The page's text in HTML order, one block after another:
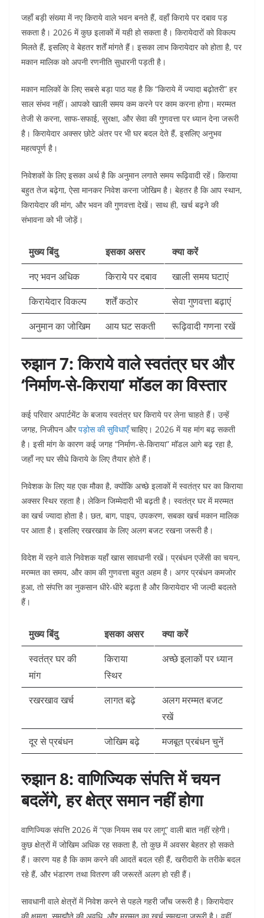
जहाँ बड़ी संख्या में नए किराये वाले भवन बनते हैं, वहाँ किराये पर दबाव पड़
सकता है। 2026 में कुछ इलाकों में यही हो सकता है। किरायेदारों को विकल्प
मिलते हैं, इसलिए वे बेहतर शर्तें मांगते हैं। इसका लाभ किरायेदार को होता है, पर
मकान मालिक को अपनी रणनीति सुधारनी पड़ती है।
मकान मालिकों के लिए सबसे बड़ा पाठ यह है कि “किराये में ज्यादा बढ़ोतरी” हर
साल संभव नहीं। आपको खाली समय कम करने पर काम करना होगा। मरम्मत
तेजी से करना, साफ-सफाई, सुरक्षा, और सेवा की गुणवत्ता पर ध्यान देना जरूरी
है। किरायेदार अक्सर छोटे अंतर पर भी घर बदल देते हैं, इसलिए अनुभव
महत्वपूर्ण है।
निवेशकों के लिए इसका अर्थ है कि अनुमान लगाते समय रूढ़िवादी रहें। किराया
बहुत तेज बढ़ेगा, ऐसा मानकर निवेश करना जोखिम है। बेहतर है कि आप स्थान,
किरायेदार की मांग, और भवन की गुणवत्ता देखें। साथ ही, खर्च बढ़ने की
संभावना को भी जोड़ें।
मुख्य बिंदु इसका असर
क्या करें
नए भवन अधिक
किराये पर दबाव
खाली समय घटाएं
किरायेदार विकल्प
शर्तें कठोर
सेवा गुणवत्ता बढ़ाएं
अनुमान का जोखिम
आय घट सकती रूढ़िवादी गणना रखें
रुझान 7: किराये वाले स्वतंत्र घर और
‘निर्माण-से-किराया’ मॉडल का विस्तार
कई परिवार अपार्टमेंट के बजाय स्वतंत्र घर किराये पर लेना चाहते हैं। उन्हें
जगह, निजीपन औरपड़ोस की सुविधाएँचाहिए। 2026 में यह मांग बढ़ सकती
है। इसी मांग के कारण कई जगह “निर्माण-से-किराया” मॉडल आगे बढ़ रहा है,
जहाँ नए घर सीधे किराये के लिए तैयार होते हैं।
निवेशक के लिए यह एक मौका है, क्योंकि अच्छे इलाकों में स्वतंत्र घर का किराया
अक्सर स्थिर रहता है। लेकिन जिम्मेदारी भी बढ़ती है। स्वतंत्र घर में मरम्मत
का खर्च ज्यादा होता है। छत, बाग, पाइप, उपकरण, सबका खर्च मकान मालिक
पर आता है। इसलिए रखरखाव के लिए अलग बजट रखना जरूरी है।
विदेश में रहने वाले निवेशक यहाँ खास सावधानी रखें। प्रबंधन एजेंसी का चयन,
मरम्मत का समय, और काम की गुणवत्ता बहुत अहम है। अगर प्रबंधन कमजोर
हुआ, तो संपत्ति का नुकसान धीरे-धीरे बढ़ता है और किरायेदार भी जल्दी बदलते
हैं।
मुख्य बिंदु इसका असर
क्या करें
स्वतंत्र घर की
मांग
किराया
स्थिर
अच्छे इलाकों पर ध्यान
रखरखाव खर्च लागत बढ़े
अलग मरम्मत बजट
रखें
दूर से प्रबंधन
जोखिम बढ़े मजबूत प्रबंधन चुनें
रुझान 8: वाणिज्यिक संपत्ति में चयन
बदलेंगे, हर क्षेत्र समान नहीं होगा
वाणिज्यिक संपत्ति 2026 में “एक नियम सब पर लागू” वाली बात नहीं रहेगी।
कुछ क्षेत्रों में जोखिम अधिक रह सकता है, तो कुछ में अवसर बेहतर हो सकते
हैं। कारण यह है कि काम करने की आदतें बदल रही हैं, खरीदारी के तरीके बदल
रहे हैं, और भंडारण तथा वितरण की जरूरतें अलग हो रही हैं।
सावधानी वाले क्षेत्रों में निवेश करने से पहले गहरी जाँच जरूरी है। किरायेदार